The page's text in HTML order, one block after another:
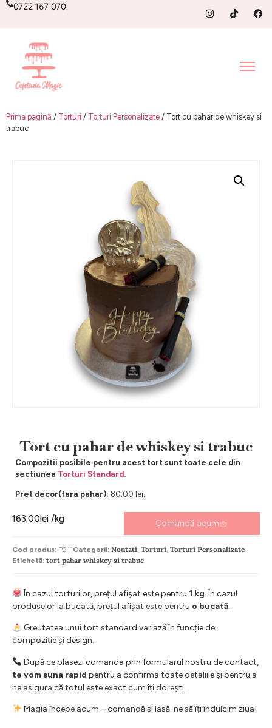
0722 167 070
Prima pagină / Torturi / Torturi Personalizate / Tort cu pahar de whiskey si
trabuc
Tort cu pahar de whiskey si trabuc
Compozitii posibile pentru acest tort sunt toate cele din
sectiunea Torturi Standard .
Pret decor(fara pahar): 80.00 lei.
163.00lei /kg Comandă acum
Cod produs: P211Categorii: Noutati, Torturi, Torturi Personalizate
Etichetă: tort pahar whiskey si trabuc
În cazul torturilor, prețul afișat este pentru 1 kg. În cazul
produselor la bucată, prețul afișat este pentru o bucată.
Greutatea unui tort standard variază în funcție de
compoziție și design.
După ce plasezi comanda prin formularul nostru de contact,
te vom suna rapid pentru a confirma toate detaliile și pentru a
ne asigura că totul este exact cum îți dorești.
Magia începe acum – comandă și lasă-ne să îți îndulcim ziua!